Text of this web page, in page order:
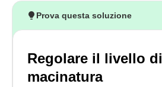
Prova questa soluzione
Regolare il livello di
macinatura